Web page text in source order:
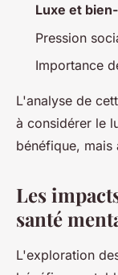
Luxe et
Pression
Importance
L'analyse de
à considérer le
bénéfique, mais
Les
santé
L'exploration